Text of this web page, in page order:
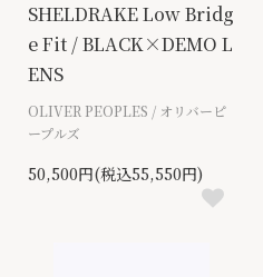
SHELDRAKE Low Bridg
e Fit / BLACK×DEMO L
ENS
OLIVER PEOPLES / オリバーピ
ープルズ
50,500円(税込55,550円)